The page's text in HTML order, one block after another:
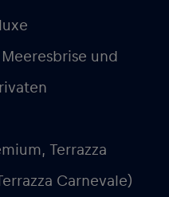
und
Terrazza
Carnevale)